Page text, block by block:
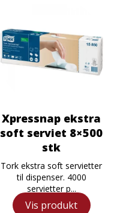
Xpressnap ekstra
soft serviet 8×500
stk
Tork ekstra soft servietter
til dispenser. 4000
servietter p...
Vis produkt